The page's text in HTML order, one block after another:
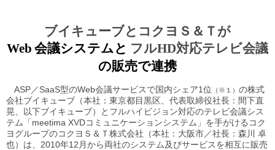
ブイキューブとコクヨＳ＆Ｔが
Web 会議システムと フルHD対応テレビ会議
の販売で連携
ASP／SaaS型のWeb会議サービスで国内シェア1位 （※１） の株式
会社ブイキューブ（本社：東京都目黒区、代表取締役社長：間下直
晃、以下ブイキューブ）とフルハイビジョン対応のテレビ会議シス
テム「meetima XVDコミュニケーションシステム」を手がけるコク
ヨグループのコクヨＳ＆Ｔ株式会社（本社：大阪市／社長：森川 卓
也）は、2010年12月から両社のシステム及びサービスを相互に販売